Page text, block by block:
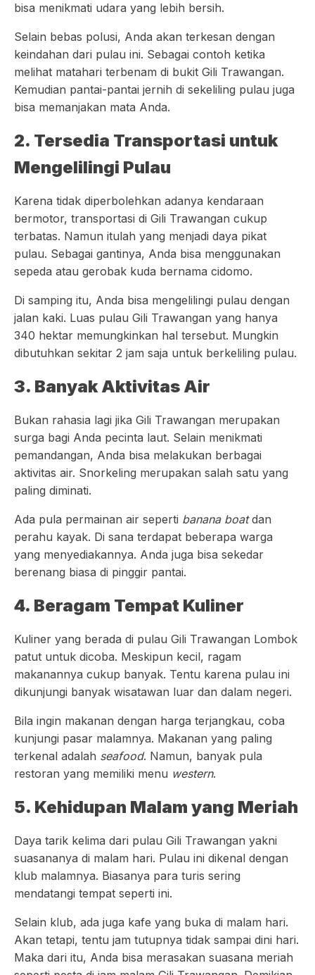
bisa menikmati udara yang lebih bersih.
Selain bebas polusi, Anda akan terkesan dengan
keindahan dari pulau ini. Sebagai contoh ketika
melihat matahari terbenam di bukit Gili Trawangan.
Kemudian pantai-pantai jernih di sekeliling pulau juga
bisa memanjakan mata Anda.
2. Tersedia Transportasi untuk
Mengelilingi Pulau
Karena tidak diperbolehkan adanya kendaraan
bermotor, transportasi di Gili Trawangan cukup
terbatas. Namun itulah yang menjadi daya pikat
pulau. Sebagai gantinya, Anda bisa menggunakan
sepeda atau gerobak kuda bernama cidomo.
Di samping itu, Anda bisa mengelilingi pulau dengan
jalan kaki. Luas pulau Gili Trawangan yang hanya
340 hektar memungkinkan hal tersebut. Mungkin
dibutuhkan sekitar 2 jam saja untuk berkeliling pulau.
3. Banyak Aktivitas Air
Bukan rahasia lagi jika Gili Trawangan merupakan
surga bagi Anda pecinta laut. Selain menikmati
pemandangan, Anda bisa melakukan berbagai
aktivitas air. Snorkeling merupakan salah satu yang
paling diminati.
Ada pula permainan air seperti banana boatdan
perahu kayak. Di sana terdapat beberapa warga
yang menyediakannya. Anda juga bisa sekedar
berenang biasa di pinggir pantai.
4. Beragam Tempat Kuliner
Kuliner yang berada di pulau Gili Trawangan Lombok
patut untuk dicoba. Meskipun kecil, ragam
makanannya cukup banyak. Tentu karena pulau ini
dikunjungi banyak wisatawan luar dan dalam negeri.
Bila ingin makanan dengan harga terjangkau, coba
kunjungi pasar malamnya. Makanan yang paling
terkenal adalah seafood. Namun, banyak pula
restoran yang memiliki menu western.
5. Kehidupan Malam yang Meriah
Daya tarik kelima dari pulau Gili Trawangan yakni
suasananya di malam hari. Pulau ini dikenal dengan
klub malamnya. Biasanya para turis sering
mendatangi tempat seperti ini.
Selain klub, ada juga kafe yang buka di malam hari.
Akan tetapi, tentu jam tutupnya tidak sampai dini hari.
Maka dari itu, Anda bisa merasakan suasana meriah